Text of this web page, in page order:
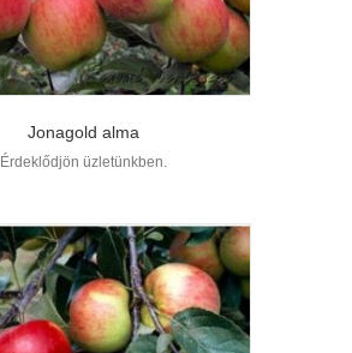
Jonagold alma
Érdeklődjön üzletünkben.